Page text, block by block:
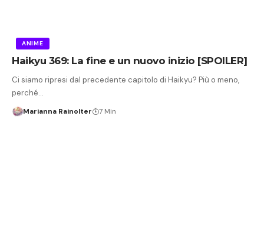
ANIME
Haikyu 369: La fine e un nuovo inizio [SPOILER]
Ci siamo ripresi dal precedente capitolo di Haikyu? Più o meno,
perché…
Marianna Rainolter 7 Min